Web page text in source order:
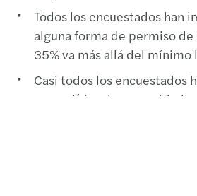
Todos los encuestados han
alguna forma de permiso
35% va más allá del
Casi todos los encuestados
una política de paternidad,